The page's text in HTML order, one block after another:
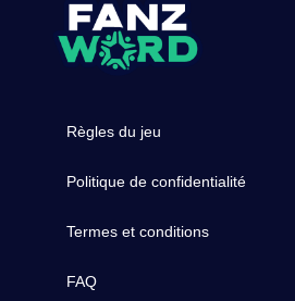
Règles du jeu
Politique de confidentialité
Termes et conditions
FAQ